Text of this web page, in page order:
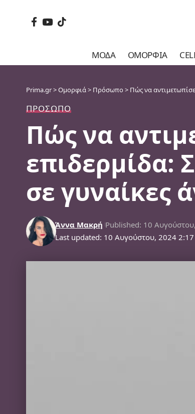
ΜΌΔΑ ΟΜΟΡΦΙΆ
Prima.gr>Ομορφιά> Πρόσωπο > Πώς να
ΠΡΌΣΩΠΟ
Πώς να
επιδερμίδα:
σε γυναίκες
Last updated: 10 Αυγούστου, 2024
Άννα Μακρή Published: 10